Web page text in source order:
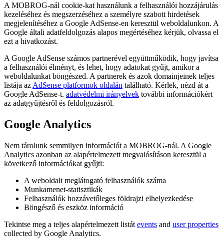
A MOBROG-nál cookie-kat használunk a felhasználói hozzájárulás
kezeléséhez és megszerzéséhez a személyre szabott hirdetések
megjelenítéséhez a Google AdSense-en keresztül weboldalunkon. A
Google általi adatfeldolgozás alapos megértéséhez kérjük, olvassa el
ezt a hivatkozást.
A Google AdSense számos partnerével együttműködik, hogy javítsa
a felhasználói élményt, és lehet, hogy adatokat gyűjt, amikor a
weboldalunkat böngészed. A partnerek és azok domainjeinek teljes
listája az AdSense platformok oldalán található. Kérlek, nézd át a
Google AdSense-t. adatvédelmi irányelvek további információkért
az adatgyűjtésről és feldolgozásról.
Google Analytics
Nem tárolunk semmilyen információt a MOBROG-nál. A Google
Analytics azonban az alapértelmezett megvalósításon keresztül a
következő információkat gyűjti:
A weboldalt meglátogató felhasználók száma
Munkamenet-statisztikák
Felhasználók hozzávetőleges földrajzi elhelyezkedése
Böngésző és eszköz információ
Tekintse meg a teljes alapértelmezett listát events and user properties
collected by Google Analytics.